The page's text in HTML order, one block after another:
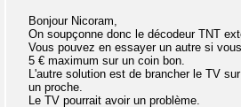
Bonjour Nicoram,
On soupçonne donc le décodeur TNT
Vous pouvez en essayer un autre si
5 € maximum sur un coin bon.
L'autre solution est de brancher le TV
un proche.
Le TV pourrait avoir un problème.